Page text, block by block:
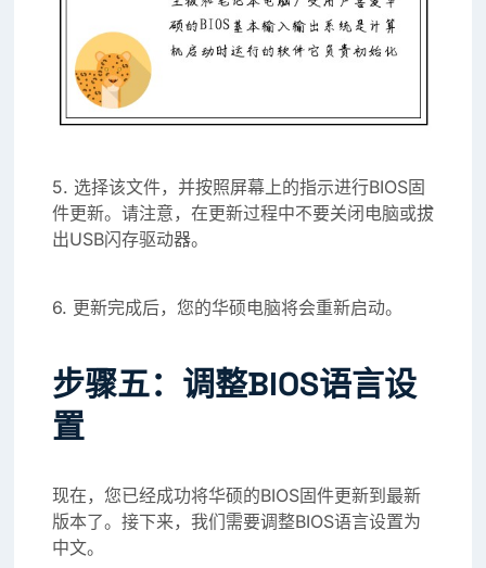
5. 选择该文件，并按照屏幕上的指示进行BIOS固
件更新。请注意，在更新过程中不要关闭电脑或拔
出USB闪存驱动器。
6. 更新完成后，您的华硕电脑将会重新启动。
步骤五：调整BIOS语言设
置
现在，您已经成功将华硕的BIOS固件更新到最新
版本了。接下来，我们需要调整BIOS语言设置为
中文。